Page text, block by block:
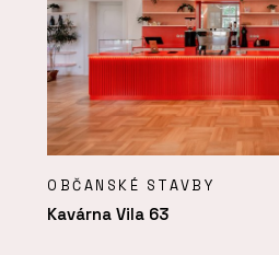
OBČANSKÉ STAVBY
Kavárna Vila 63